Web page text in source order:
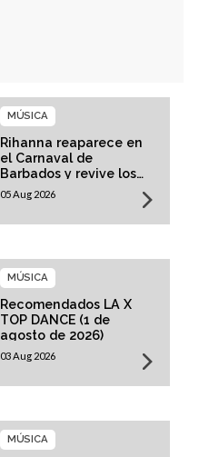
Rihanna reaparece en
el Carnaval de
Barbados y revive los
rumores sobre su
esperado regreso
MÚSICA
05 Aug 2026
Recomendados LA X
TOP DANCE (1 de
agosto de 2026)
MÚSICA
03 Aug 2026
MÚSICA